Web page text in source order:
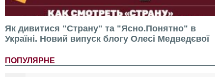
Як дивитися "Страну" та "Ясно.Понятно" в
Україні. Новий випуск блогу Олесі Медведєвої
ПОПУЛЯРНЕ